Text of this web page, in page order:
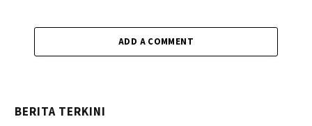
ADD A COMMENT
BERITA TERKINI